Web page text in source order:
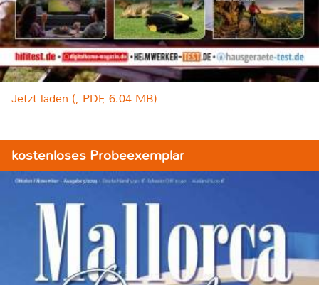
Jetzt laden (, PDF, 6.04 MB)
kostenloses Probeexemplar